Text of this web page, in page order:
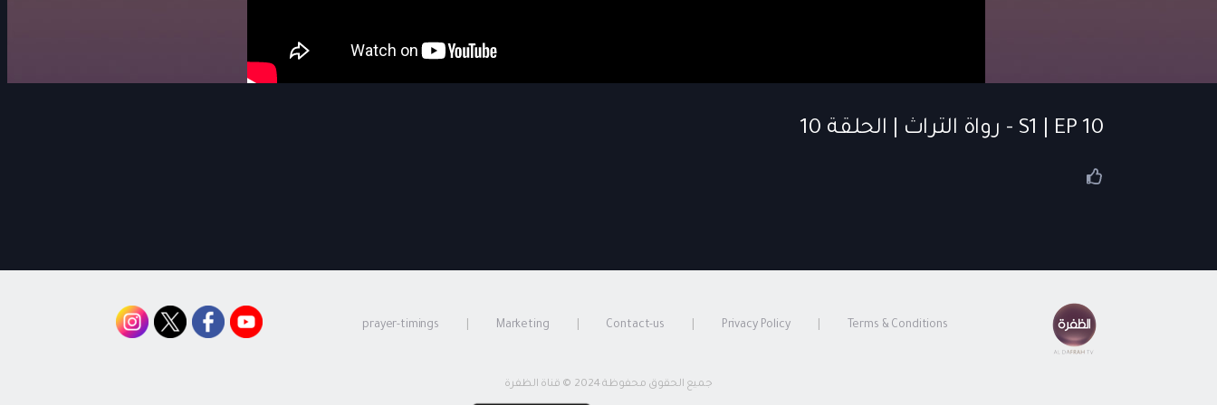
S1 | EP 10 - رواة التراث | الحلقة 10
Terms & Conditions
Privacy Policy
Contact-us
Marketing
prayer-timings
جميع الحقوق محفوظة 2024 © قناة الظفرة